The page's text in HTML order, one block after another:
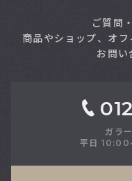
ご質問
商品やショップ、オ
お問い
ガラ
平日